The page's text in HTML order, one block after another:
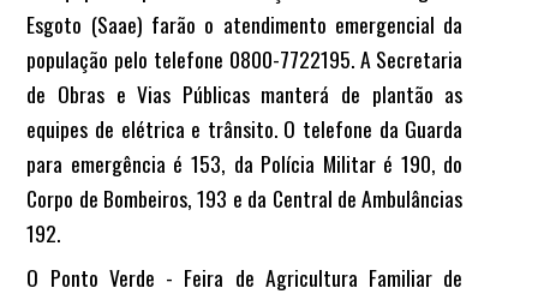
Esgoto (Saae) farão o atendimento emergencial da
população pelo telefone 0800-7722195. A Secretaria
de Obras e Vias Públicas manterá de plantão as
equipes de elétrica e trânsito. O telefone da Guarda
para emergência é 153, da Polícia Militar é 190, do
Corpo de Bombeiros, 193 e da Central de Ambulâncias
192.
O Ponto Verde - Feira de Agricultura Familiar de